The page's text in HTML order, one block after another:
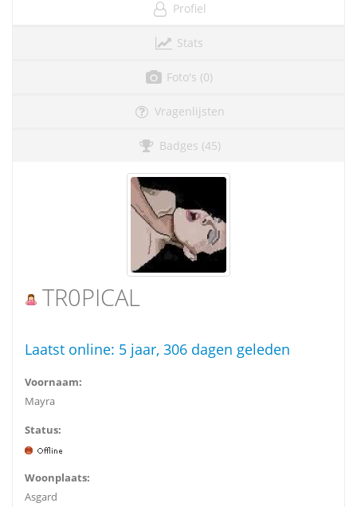
Profiel
Stats
Foto's (0)
Vragenlijsten
Badges (45)
TR0PICAL
Laatst online: 5 jaar, 306 dagen geleden
Voornaam:
Mayra
Status:
Woonplaats:
Asgard